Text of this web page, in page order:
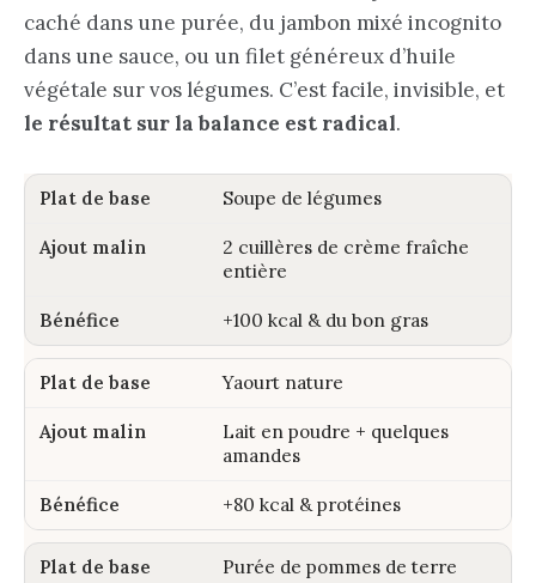
caché dans une purée, du jambon mixé incognito
dans une sauce, ou un filet généreux d’huile
végétale sur vos légumes. C’est facile, invisible, et
le résultat sur la balance est radical.
Soupe de légumes
2 cuillères de crème fraîche
entière
+100 kcal & du bon gras
Yaourt nature
Lait en poudre + quelques
amandes
+80 kcal & protéines
Purée de pommes de terre